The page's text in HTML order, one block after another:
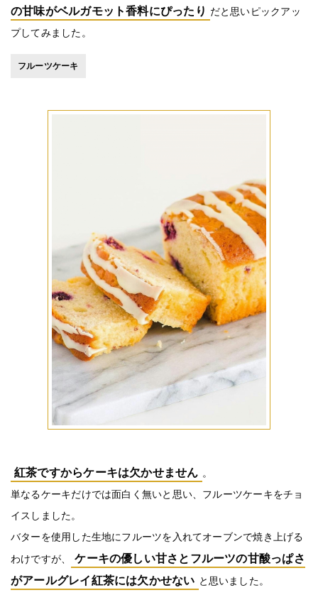
の甘味がベルガモット香料にぴったり だと思いピックアッ
プしてみました。
フルーツケーキ
紅茶ですからケーキは欠かせません 。
単なるケーキだけでは面白く無いと思い、フルーツケーキをチョ
イスしました。
バターを使用した生地にフルーツを入れてオーブンで焼き上げる
わけですが、
ケーキの優しい甘さとフルーツの甘酸っぱさ
がアールグレイ紅茶には欠かせない と思いました。